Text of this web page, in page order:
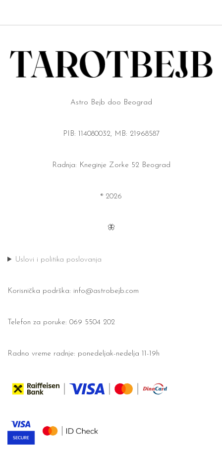
Astro Bejb doo Beograd
PIB: 114080032, MB: 21968587
Radnja: Kneginje Zorke 52 Beograd
® 2026
🦋
Uslovi i politika poslovanja
Korisnička podrška: info@astrobejb.com
Telefon za poruke: 069 5504 202
Radno vreme radnje: ponedeljak-nedelja 11-19h